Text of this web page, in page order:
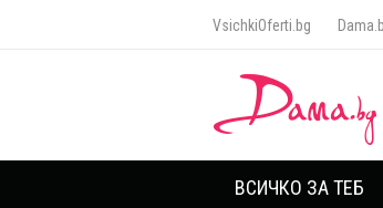
VsichkiOferti.bg
ВСИЧКО ЗА ТЕБ